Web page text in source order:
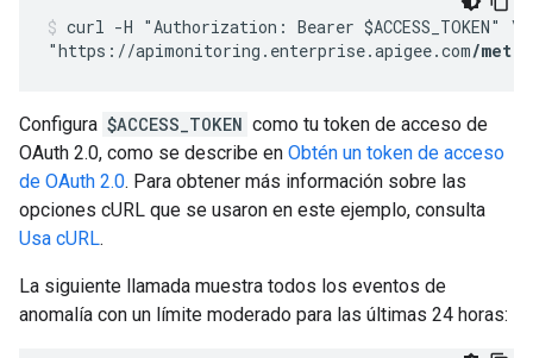
curl -H "Authorization: Bearer $ACCESS_TOKEN" \
"https://apimonitoring.enterprise.apigee.com/
Configura $ACCESS_TOKEN como tu token de acceso de
OAuth 2.0, como se describe en Obtén un token de acceso
de OAuth 2.0. Para obtener más información sobre las
opciones cURL que se usaron en este ejemplo, consulta
Usa cURL.
La siguiente llamada muestra todos los eventos de
anomalía con un límite moderado para las últimas 24 horas: